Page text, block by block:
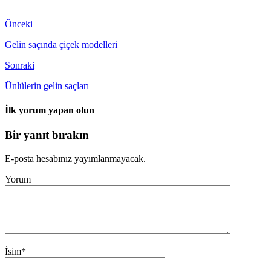
Önceki
Gelin saçında çiçek modelleri
Sonraki
Ünlülerin gelin saçları
İlk yorum yapan olun
Bir yanıt bırakın
E-posta hesabınız yayımlanmayacak.
Yorum
İsim*